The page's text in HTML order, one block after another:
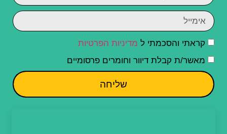
קראתי והסכמתי ל מדיניות הפרטיות
מאשר/ת קבלת דיוור וחומרים פרסומיים
שליחה